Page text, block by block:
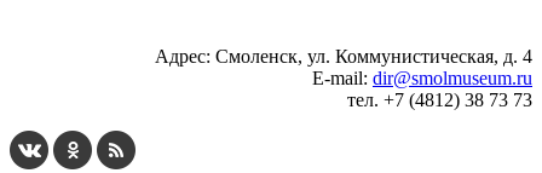
Адрес: Смоленск, ул. Коммунистическая, д. 4
E-mail: dir@smolmuseum.ru
тел. +7 (4812) 38 73 73